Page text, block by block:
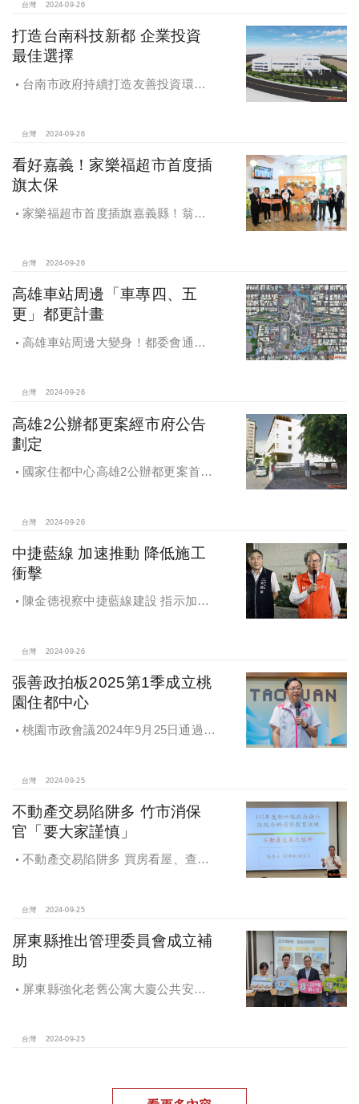
台灣 2024-09-26
打造台南科技新都 企業投資
最佳選擇
台南市政府持續打造友善投資環
超過5萬個就業機會
台灣 2024-09-26
看好嘉義！家樂福超市首度插
旗太保
家樂福超市首度插旗嘉義縣！翁章
台灣 2024-09-26
高雄車站周邊「車專四、五
更」都更計畫
高雄車站周邊大變身！都委會通過
台灣 2024-09-26
高雄2公辦都更案經市府公告
劃定
國家住都中心高雄2公辦都更案首度
台灣 2024-09-26
中捷藍線 加速推動 降低施工
衝擊
陳金德視察中捷藍線建設 指示加速
台灣 2024-09-26
張善政拍板2025第1季成立桃
園住都中心
桃園市政會議2024年9月25日通過
住都中心
台灣 2024-09-25
不動產交易陷阱多 竹市消保
官「要大家謹慎」
不動產交易陷阱多 買房看屋、查
台灣 2024-09-25
屏東縣推出管理委員會成立補
助
屏東縣強化老舊公寓大廈公共安全
台灣 2024-09-25